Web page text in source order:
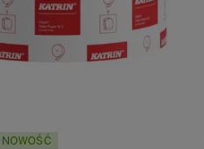
NOWOŚĆ